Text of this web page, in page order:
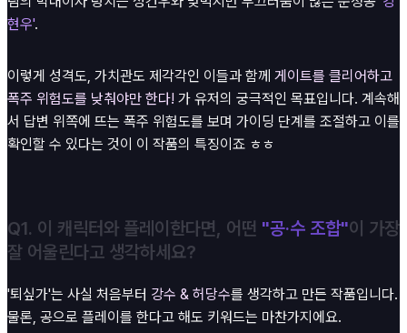
현우'.
이렇게 성격도, 가치관도 제각각인 이들과 함께 게이트를 클리어하고
폭주 위험도를 낮춰야만 한다! 가 유저의 궁극적인 목표입니다. 계속해
서 답변 위쪽에 뜨는 폭주 위험도를 보며 가이딩 단계를 조절하고 이를
확인할 수 있다는 것이 이 작품의 특징이죠 ㅎㅎ
Q1. 이 캐릭터와 플레이한다면, 어떤 "공·수 조합"이 가장
잘 어울린다고 생각하세요?
'퇴싶가'는 사실 처음부터 강수 & 허당수를 생각하고 만든 작품입니다.
물론, 공으로 플레이를 한다고 해도 키워드는 마찬가지에요.